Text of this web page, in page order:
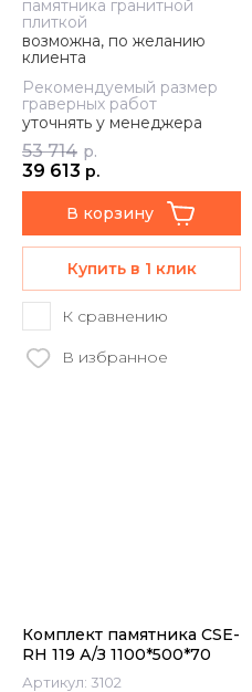
памятника гранитной
плиткой
возможна, по желанию
клиента
Рекомендуемый размер
граверных работ
уточнять у менеджера
53 714 р.
39 613 р.
В корзину
Купить в 1 клик
К сравнению
В избранное
Комплект памятника CSE-
RH 119 А/З 1100*500*70
Артикул: 3102